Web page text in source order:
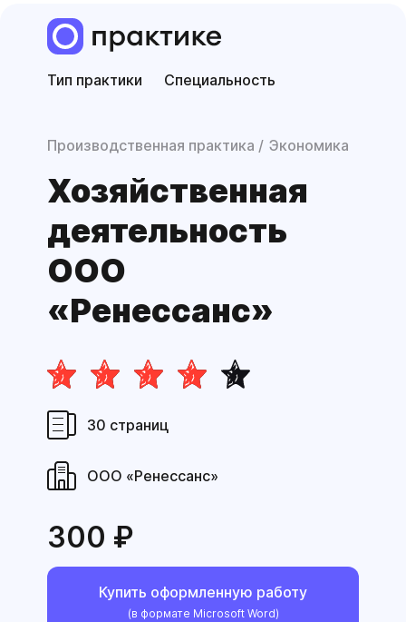
Тип практики Специальность
Производственная практика Экономика
Хозяйственная
деятельность
ООО
«Ренессанс»
30 страниц
ООО «Ренессанс»
300 ₽
Купить оформленную работу
(в формате Microsoft Word)